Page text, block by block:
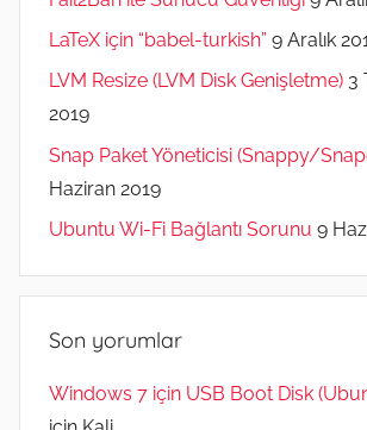
LaTeX için “babel-turkish” 9 Aralık
LVM Resize (LVM Disk Genişletme) 3
2019
Snap Paket Yöneticisi (Snappy/
Haziran 2019
Ubuntu Wi-Fi Bağlantı Sorunu 9
Son yorumlar
Windows 7 için USB Boot Disk